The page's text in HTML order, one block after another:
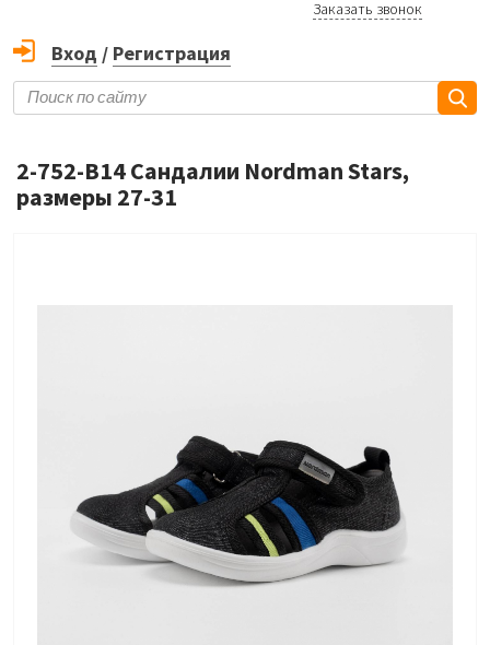
Заказать звонок
Вход / Регистрация
2-752-B14 Сандалии Nordman Stars,
размеры 27-31